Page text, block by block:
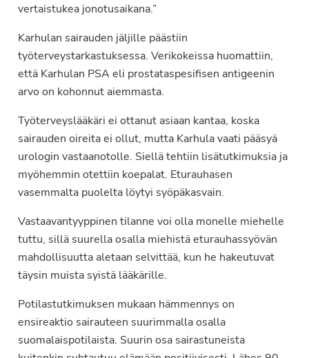
vertaistukea jonotusaikana.”
Karhulan sairauden jäljille päästiin
työterveystarkastuksessa. Verikokeissa huomattiin,
että Karhulan PSA eli prostataspesifisen antigeenin
arvo on kohonnut aiemmasta.
Työterveyslääkäri ei ottanut asiaan kantaa, koska
sairauden oireita ei ollut, mutta Karhula vaati pääsyä
urologin vastaanotolle. Siellä tehtiin lisätutkimuksia ja
myöhemmin otettiin koepalat. Eturauhasen
vasemmalta puolelta löytyi syöpäkasvain.
Vastaavantyyppinen tilanne voi olla monelle miehelle
tuttu, sillä suurella osalla miehistä eturauhassyövän
mahdollisuutta aletaan selvittää, kun he hakeutuvat
täysin muista syistä lääkärille.
Potilastutkimuksen mukaan hämmennys on
ensireaktio sairauteen suurimmalla osalla
suomalaispotilaista. Suurin osa sairastuneista